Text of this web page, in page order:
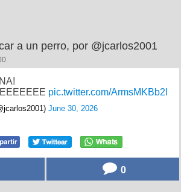
a un perro, por @jcarlos2001
pic.twitter.com/ArmsMKBb2l
June 30, 2026
0